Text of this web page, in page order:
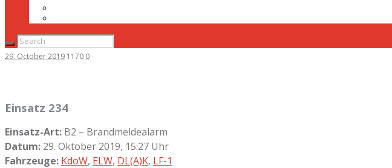
29. October 2019 1170 0
Einsatz 234
Einsatz-Art: B2 – Brandmeldealarm
Datum: 29. Oktober 2019, 15:27 Uhr
Fahrzeuge: KdoW, ELW, DL(A)K, LF-1